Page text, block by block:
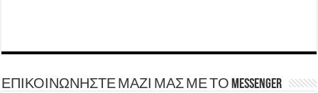
ΕΠΙΚΟΙΝΩΝΗΣΤΕ ΜΑΖΙ ΜΑΣ ΜΕ ΤΟ Messenger